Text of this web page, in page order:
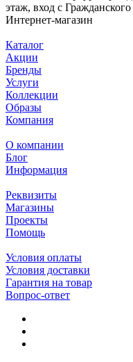
этаж, вход с
Интернет-магазин
Каталог
Акции
Бренды
Услуги
Коллекции
Образы
Компания
О компании
Блог
Информация
Реквизиты
Магазины
Проекты
Помощь
Условия оплаты
Условия доставки
Гарантия на товар
Вопрос-ответ